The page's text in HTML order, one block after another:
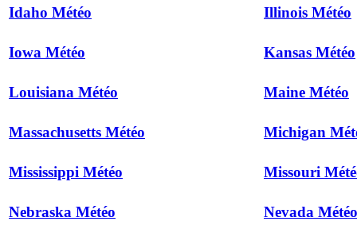
Idaho Météo Illinois Météo
Iowa Météo Kansas Météo
Louisiana Météo Maine Météo
Massachusetts Météo Michigan
Mississippi Météo Missouri
Nebraska Météo Nevada Météo